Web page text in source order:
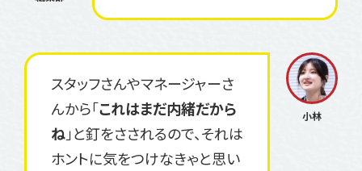
スタッフさんやマネージャーさ
んから「これはまだ内緒だから
ね」と釘をさされるので、それは
ホントに気をつけなきゃと思い